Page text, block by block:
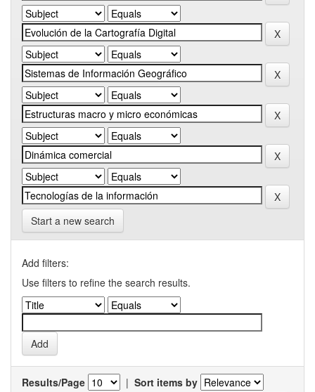
Start a new search
Add filters:
Use filters to refine the search results.
Results/Page | Sort items by